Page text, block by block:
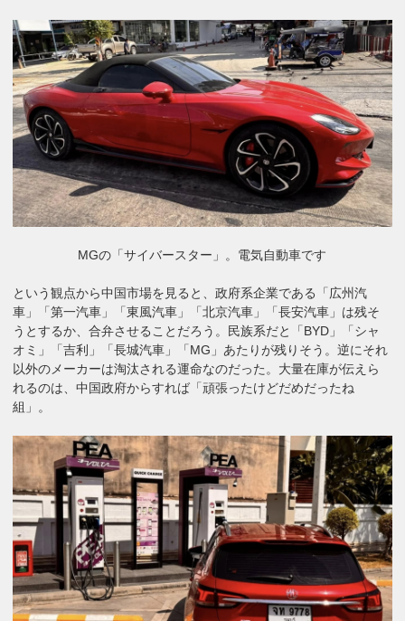
MGの「サイバースター」。電気自動車です
という観点から中国市場を見ると、政府系企業である「広州汽
車」「第一汽車」「東風汽車」「北京汽車」「長安汽車」は残そ
うとするか、合弁させることだろう。民族系だと「BYD」「シャ
オミ」「吉利」「長城汽車」「MG」あたりが残りそう。逆にそれ
以外のメーカーは淘汰される運命なのだった。大量在庫が伝えら
れるのは、中国政府からすれば「頑張ったけどだめだったね
組」。